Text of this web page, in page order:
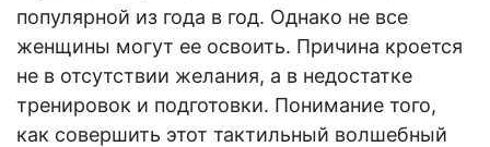
популярной из года в год. Однако не все
женщины могут ее освоить. Причина кроется
не в отсутствии желания, а в недостатке
тренировок и подготовки. Понимание того,
как совершить этот тактильный волшебный